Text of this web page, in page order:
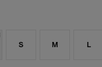
S M L